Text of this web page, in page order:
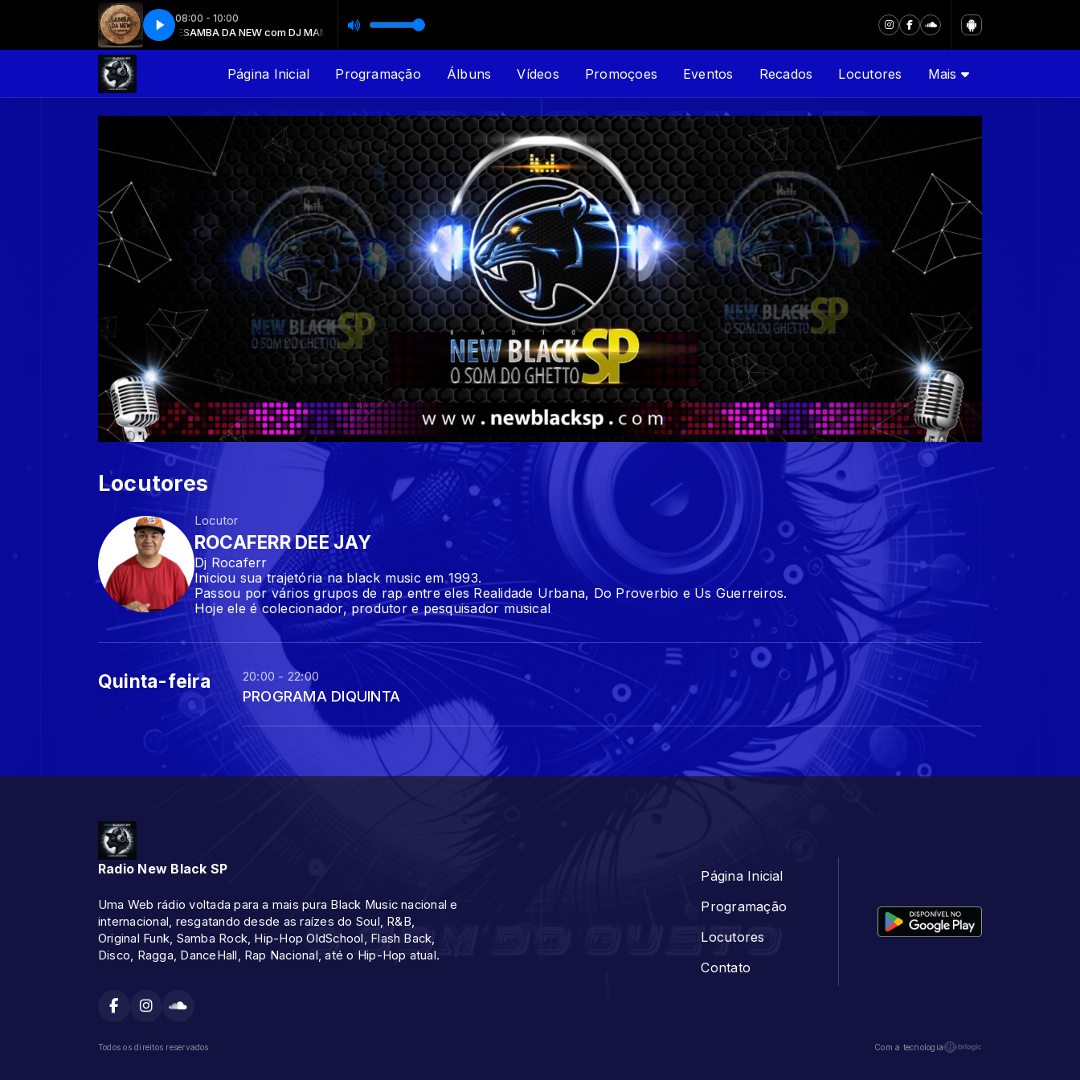
08:00 - 10:00
DA NEW com DJ MAMEDE SAMBA DA NEW com DJ MAMEDE
Página Inicial Programação Álbuns Vídeos Promoçoes Eventos Recados Locutores Mais
Locutores
Locutor
ROCAFERR DEE JAY
Dj Rocaferr
Iniciou sua trajetória na black music em 1993.
Passou por vários grupos de rap entre eles Realidade Urbana, Do Proverbio e Us Guerreiros.
Hoje ele é colecionador, produtor e pesquisador musical
Quinta-feira 20:00 - 22:00
PROGRAMA DIQUINTA
Radio New Black SP
Uma Web rádio voltada para a mais pura Black Music nacional e
internacional, resgatando desde as raízes do Soul, R&B,
Original Funk, Samba Rock, Hip-Hop OldSchool, Flash Back,
Disco, Ragga, DanceHall, Rap Nacional, até o Hip-Hop atual.
Página Inicial
Programação
Locutores
Contato
Todos os direitos reservados. Com a tecnologia